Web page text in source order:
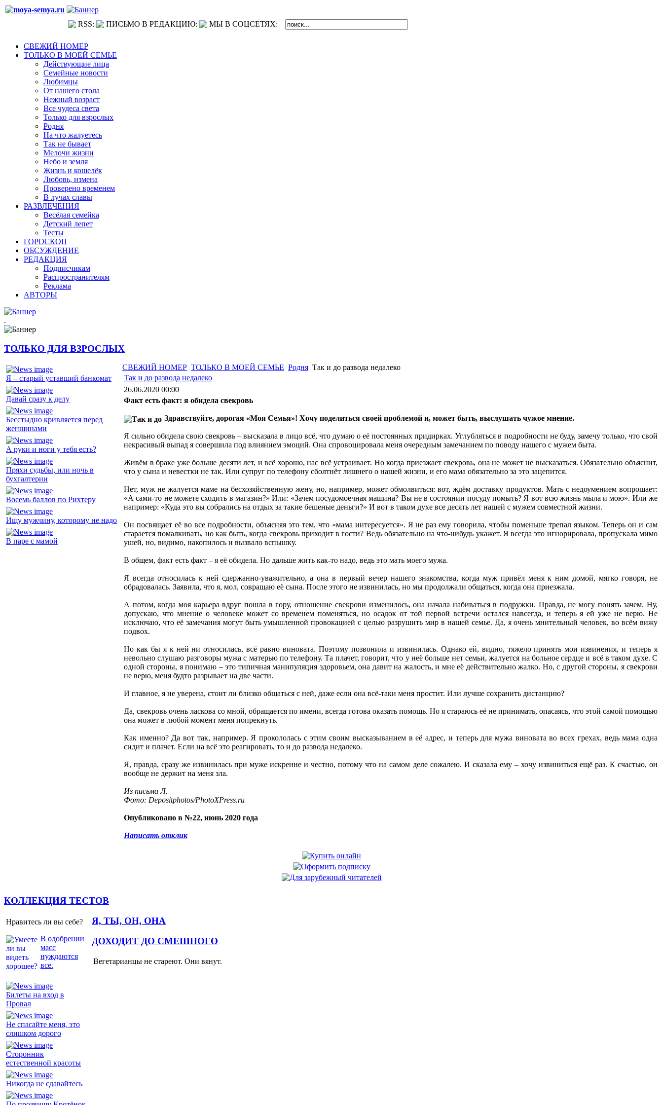
RSS: ПИСЬМО В РЕДАКЦИЮ: МЫ В СОЦСЕТЯХ:
СВЕЖИЙ НОМЕР
ТОЛЬКО В МОЕЙ СЕМЬЕ
Действующие лица
Семейные новости
Любимцы
От нашего стола
Нежный возраст
Все чудеса света
Только для взрослых
Родня
На что жалуетесь
Так не бывает
Мелочи жизни
Небо и земля
Жизнь и кошелёк
Любовь, измена
Проверено временем
В лучах славы
РАЗВЛЕЧЕНИЯ
Весёлая семейка
Детский лепет
Тесты
ГОРОСКОП
ОБСУЖДЕНИЕ
РЕДАКЦИЯ
Подписчикам
Распространителям
Реклама
АВТОРЫ
.
ТОЛЬКО ДЛЯ ВЗРОСЛЫХ
Я – старый уставший банкомат
Давай сразу к делу
Бесстыдно кривляется перед
женщинами
А руки и ноги у тебя есть?
Пряхи судьбы, или ночь в
бухгалтерии
Восемь баллов по Рихтеру
Ищу мужчину, которому не надо
В паре с мамой
СВЕЖИЙ НОМЕР ТОЛЬКО В МОЕЙ СЕМЬЕ Родня Так и до развода недалеко
Так и до развода недалеко
26.06.2020 00:00
Факт есть факт: я обидела свекровь
Здравствуйте, дорогая «Моя Семья»! Хочу поделиться своей проблемой и, может быть, выслушать чужое мнение.
Я сильно обидела свою свекровь – высказала в лицо всё, что думаю о её постоянных придирках. Углубляться в подробности не буду, замечу только, что свой
некрасивый выпад я совершила под влиянием эмоций. Она спровоцировала меня очередным замечанием по поводу нашего с мужем быта.
Живём в браке уже больше десяти лет, и всё хорошо, нас всё устраивает. Но когда приезжает свекровь, она не может не высказаться. Обязательно объяснит,
что у сына и невестки не так. Или супруг по телефону сболтнёт лишнего о нашей жизни, и его мама обязательно за это зацепится.
Нет, муж не жалуется маме на бесхозяйственную жену, но, например, может обмолвиться: вот, ждём доставку продуктов. Мать с недоумением вопрошает:
«А сами-то не можете сходить в магазин?» Или: «Зачем посудомоечная машина? Вы не в состоянии посуду помыть? Я вот всю жизнь мыла и мою». Или же
например: «Куда это вы собрались на отдых за такие бешеные деньги?» И вот в таком духе все десять лет нашей с мужем совместной жизни.
Он посвящает её во все подробности, объясняя это тем, что «мама интересуется». Я не раз ему говорила, чтобы поменьше трепал языком. Теперь он и сам
старается помалкивать, но как быть, когда свекровь приходит в гости? Ведь обязательно на что-нибудь укажет. Я всегда это игнорировала, пропускала мимо
ушей, но, видимо, накопилось и вызвало вспышку.
В общем, факт есть факт – я её обидела. Но дальше жить как-то надо, ведь это мать моего мужа.
Я всегда относилась к ней сдержанно-уважительно, а она в первый вечер нашего знакомства, когда муж привёл меня к ним домой, мягко говоря, не
обрадовалась. Заявила, что я, мол, совращаю её сына. После этого не извинилась, но мы продолжали общаться, когда она приезжала.
А потом, когда моя карьера вдруг пошла в гору, отношение свекрови изменилось, она начала набиваться в подружки. Правда, не могу понять зачем. Ну,
допускаю, что мнение о человеке может со временем поменяться, но осадок от той первой встречи остался навсегда, и теперь я ей уже не верю. Не
исключаю, что её замечания могут быть умышленной провокацией с целью разрушить мир в нашей семье. Да, я очень мнительный человек, во всём вижу
подвох.
Но как бы я к ней ни относилась, всё равно виновата. Поэтому позвонила и извинилась. Однако ей, видно, тяжело принять мои извинения, и теперь я
невольно слушаю разговоры мужа с матерью по телефону. Та плачет, говорит, что у неё больше нет семьи, жалуется на больное сердце и всё в таком духе. С
одной стороны, я понимаю – это типичная манипуляция здоровьем, она давит на жалость, и мне её действительно жалко. Но, с другой стороны, я свекрови
не верю, меня будто разрывает на две части.
И главное, я не уверена, стоит ли близко общаться с ней, даже если она всё-таки меня простит. Или лучше сохранить дистанцию?
Да, свекровь очень ласкова со мной, обращается по имени, всегда готова оказать помощь. Но я стараюсь её не принимать, опасаясь, что этой самой помощью
она может в любой момент меня попрекнуть.
Как именно? Да вот так, например. Я прокололась с этим своим высказыванием в её адрес, и теперь для мужа виновата во всех грехах, ведь мама одна
сидит и плачет. Если на всё это реагировать, то и до развода недалеко.
Я, правда, сразу же извинилась при муже искренне и честно, потому что на самом деле сожалею. И сказала ему – хочу извиниться ещё раз. К счастью, он
вообще не держит на меня зла.
Из письма Л.
Фото: Depositphotos/PhotoXPress.ru
Опубликовано в №22, июнь 2020 года
Написать отклик
КОЛЛЕКЦИЯ ТЕСТОВ
Нравитесь ли вы себе?
В одобрении
масс
нуждаются
все.
Я, ТЫ, ОН, ОНА
Билеты на вход в
Провал
Не спасайте меня, это
слишком дорого
Сторонник
естественной красоты
Никогда не сдавайтесь
ДОХОДИТ ДО СМЕШНОГО
Вегетарианцы не стареют. Они вянут.